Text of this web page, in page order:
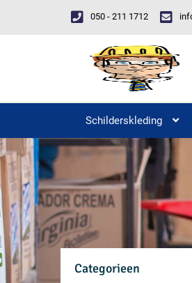
050 - 211 1712
Schilderskleding
Categorieen